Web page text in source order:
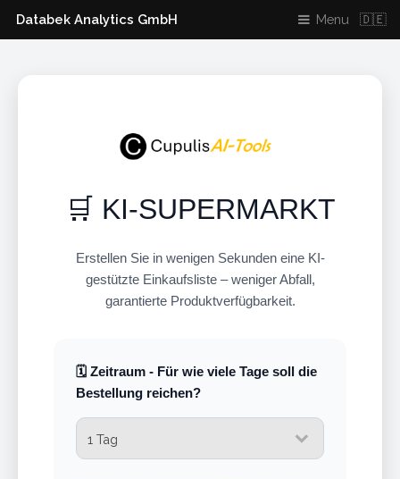
Databek Analytics GmbH Menu 🇩🇪
🛒 KI-SUPERMARKT
Erstellen Sie in wenigen Sekunden eine KI-
gestützte Einkaufsliste – weniger Abfall,
garantierte Produktverfügbarkeit.
🗓️ Zeitraum - Für wie viele Tage soll die
Bestellung reichen?